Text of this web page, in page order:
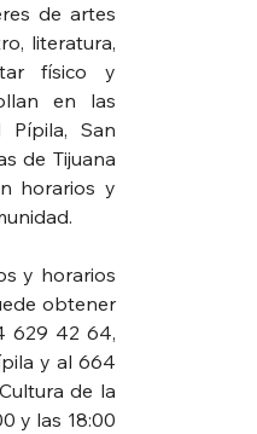
de artes
literatura,
físico y
en las
San
de Tijuana
horarios y
y horarios
obtener
629 42 64,
y al 664
de la
y las 18:00